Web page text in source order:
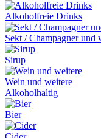
Alkoholfreie Drinks
Sekt / Champagner und
Sirup
Wein und weitere
Alkoholhaltig
Bier